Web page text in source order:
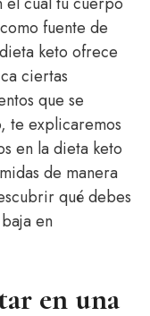
fuente de
keto ofrece
ciertas
que se
te explicaremos
en la dieta keto
de manera
qué debes
en
en una